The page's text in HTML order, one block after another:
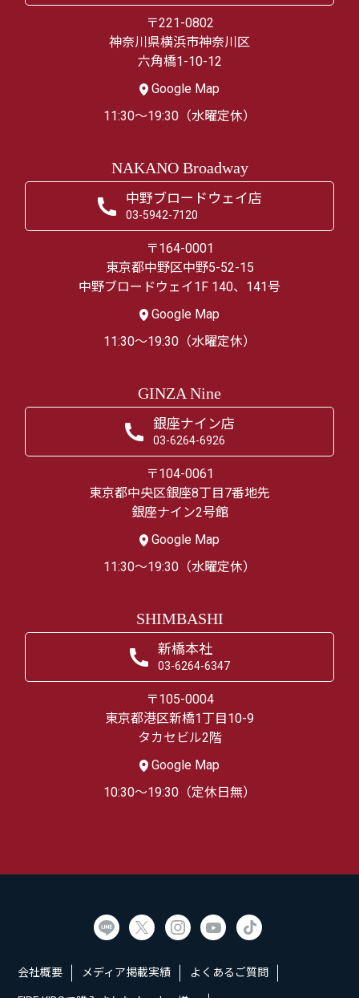
〒221-0802
神奈川県横浜市神奈川区
六角橋1-10-12
Google Map
11:30～19:30（水曜定休）
NAKANO Broadway
中野ブロードウェイ店
03-5942-7120
〒164-0001
東京都中野区中野5-52-15
中野ブロードウェイ1F 140、141号
Google Map
11:30～19:30（水曜定休）
GINZA Nine
銀座ナイン店
03-6264-6926
〒104-0061
東京都中央区銀座8丁目7番地先
銀座ナイン2号館
Google Map
11:30～19:30（水曜定休）
SHIMBASHI
新橋本社
03-6264-6347
〒105-0004
東京都港区新橋1丁目10-9
タカセビル2階
Google Map
10:30～19:30（定休日無）
会社概要 メディア掲載実績 よくあるご質問